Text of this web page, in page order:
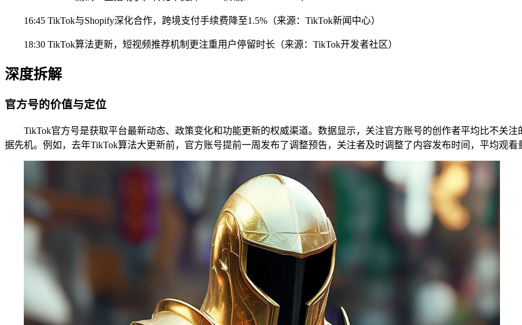
16:45 TikTok与Shopify深化合作，跨境支付手续费降至1.5%（来源：TikTok新闻中心）
18:30 TikTok算法更新，短视频推荐机制更注重用户停留时长（来源：TikTok开发者社区）
深度拆解
官方号的价值与定位
TikTok官方号是获取平台最新动态、政策变化和功能更新的权威渠道。数据显示，关注官方账号的创作者平均比不关
据先机。例如，去年TikTok算法大更新前，官方账号提前一周发布了调整预告，关注者及时调整了内容发布时间，平均观看